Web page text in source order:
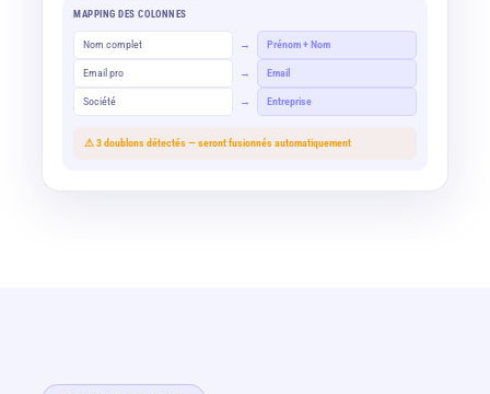
MAPPING DES COLONNES
Nom complet → Prénom + Nom
Email pro → Email
Société → Entreprise
⚠ 3 doublons détectés — seront fusionnés automatiquement